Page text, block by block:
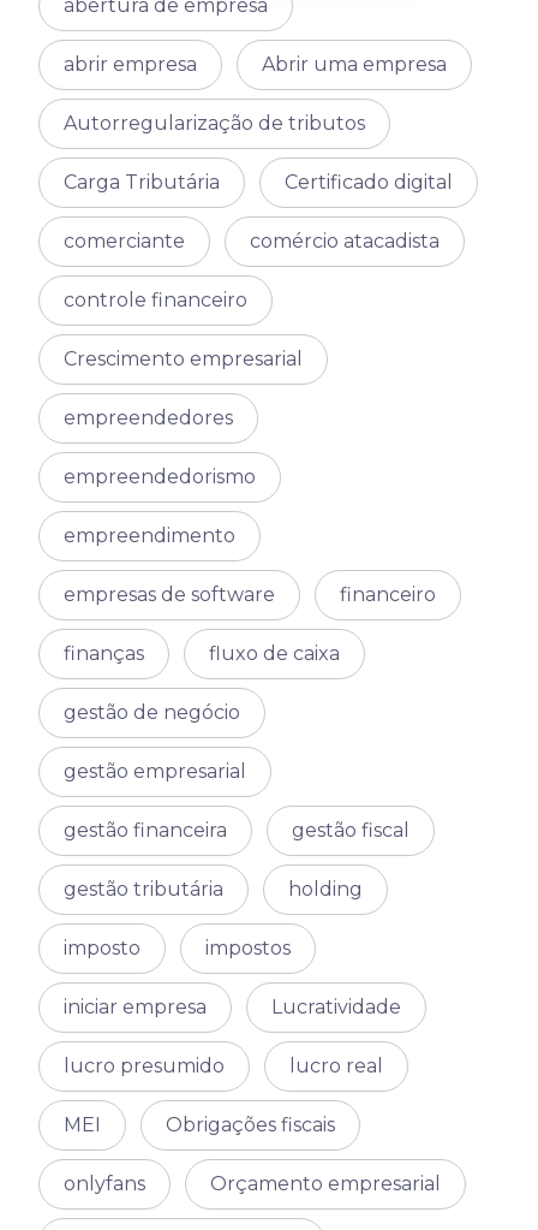
abertura de empresa
abrir empresa Abrir uma empresa
Autorregularização de tributos
Carga Tributária Certificado digital
comerciante comércio atacadista
controle financeiro
Crescimento empresarial
empreendedores
empreendedorismo
empreendimento
empresas de software financeiro
finanças fluxo de caixa
gestão de negócio
gestão empresarial
gestão financeira gestão fiscal
gestão tributária holding
imposto impostos
iniciar empresa Lucratividade
lucro presumido lucro real
MEI Obrigações fiscais
onlyfans Orçamento empresarial